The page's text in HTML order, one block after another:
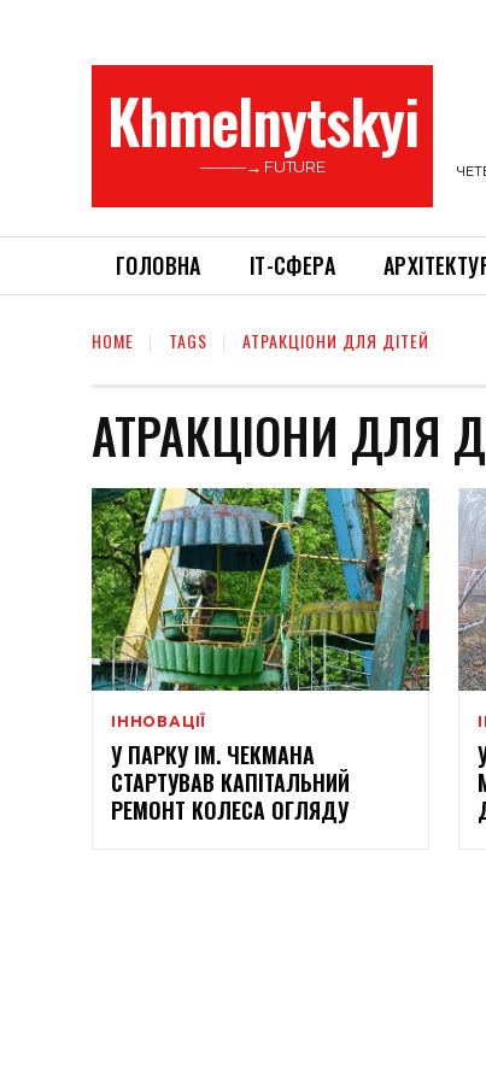
Khmelnytskyi
———→ FUTURE
ГОЛОВНА ІТ-СФЕРА
HOME TAGS АТРАКЦІОНИ ДЛЯ ДІТЕЙ
АТРАКЦІОНИ ДЛЯ
ІННОВАЦІЇ
У ПАРКУ ІМ. ЧЕКМАНА
СТАРТУВАВ КАПІТАЛЬНИЙ
РЕМОНТ КОЛЕСА ОГЛЯДУ